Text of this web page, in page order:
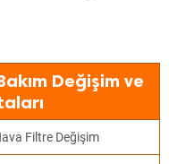
Değişim ve
Filtre Değişim